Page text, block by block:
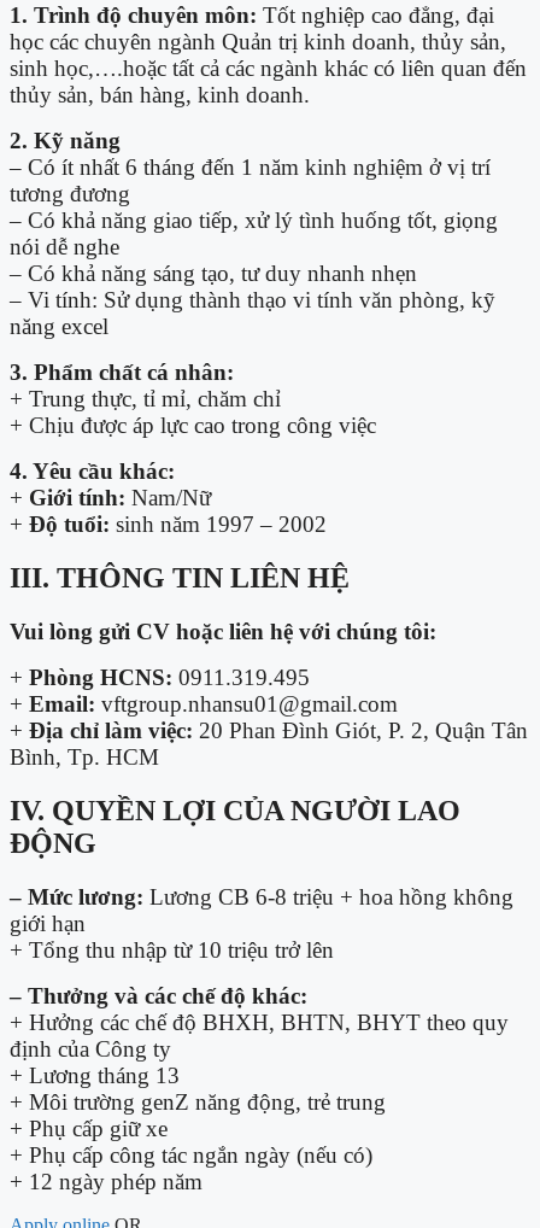
1. Trình độ chuyên môn: Tốt nghiệp cao đẳng, đại
học các chuyên ngành Quản trị kinh doanh, thủy sản,
sinh học,….hoặc tất cả các ngành khác có liên quan đến
thủy sản, bán hàng, kinh doanh.
2. Kỹ năng
– Có ít nhất 6 tháng đến 1 năm kinh nghiệm ở vị trí
tương đương
– Có khả năng giao tiếp, xử lý tình huống tốt, giọng
nói dễ nghe
– Có khả năng sáng tạo, tư duy nhanh nhẹn
– Vi tính: Sử dụng thành thạo vi tính văn phòng, kỹ
năng excel
3. Phẩm chất cá nhân:
+ Trung thực, tỉ mỉ, chăm chỉ
+ Chịu được áp lực cao trong công việc
4. Yêu cầu khác:
+ Giới tính: Nam/Nữ
+ Độ tuổi: sinh năm 1997 – 2002
III. THÔNG TIN LIÊN HỆ
Vui lòng gửi CV hoặc liên hệ với chúng tôi:
+ Phòng HCNS: 0911.319.495
+ Email: vftgroup.nhansu01@gmail.com
+ Địa chỉ làm việc: 20 Phan Đình Giót, P. 2, Quận Tân
Bình, Tp. HCM
IV. QUYỀN LỢI CỦA NGƯỜI LAO
ĐỘNG
– Mức lương: Lương CB 6-8 triệu + hoa hồng không
giới hạn
+ Tổng thu nhập từ 10 triệu trở lên
– Thưởng và các chế độ khác:
+ Hưởng các chế độ BHXH, BHTN, BHYT theo quy
định của Công ty
+ Lương tháng 13
+ Môi trường genZ năng động, trẻ trung
+ Phụ cấp giữ xe
+ Phụ cấp công tác ngắn ngày (nếu có)
+ 12 ngày phép năm